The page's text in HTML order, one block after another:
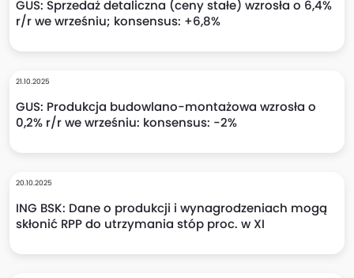
GUS: Sprzedaż detaliczna (ceny stałe) wzrosła o 6,4%
r/r we wrześniu; konsensus: +6,8%
21.10.2025
GUS: Produkcja budowlano-montażowa wzrosła o
0,2% r/r we wrześniu: konsensus: -2%
20.10.2025
ING BSK: Dane o produkcji i wynagrodzeniach mogą
skłonić RPP do utrzymania stóp proc. w XI